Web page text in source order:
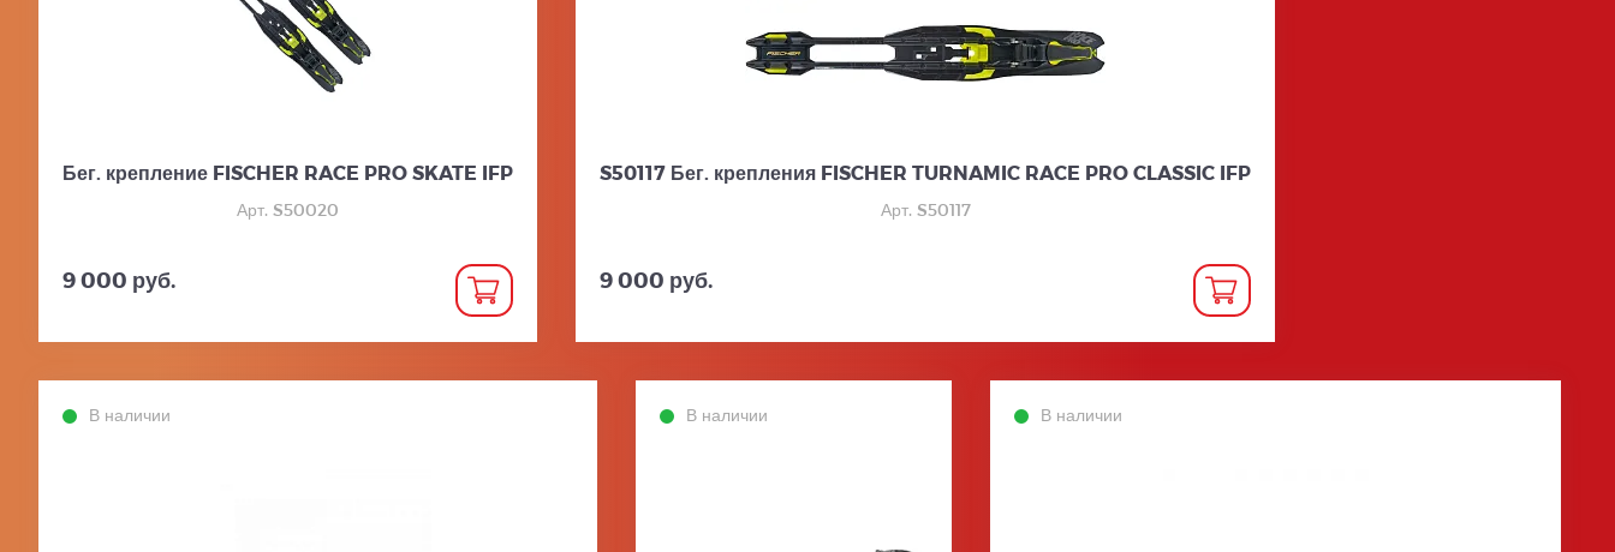
Бег. крепление FISCHER RACE PRO SKATE IFP
Арт. S50020
9 000 руб.
S50117 Бег. крепления FISCHER TURNAMIC RACE PRO CLASSIC IFP
Арт. S50117
9 000 руб.
В наличии В наличии В наличии